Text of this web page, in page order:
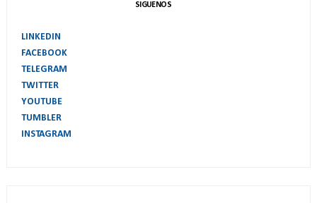
SIGUENOS
LINKEDIN
FACEBOOK
TELEGRAM
TWITTER
YOUTUBE
TUMBLER
INSTAGRAM